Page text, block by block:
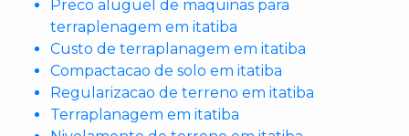
Preco aluguel de maquinas para
terraplenagem em itatiba
Custo de terraplanagem em itatiba
Compactacao de solo em itatiba
Regularizacao de terreno em itatiba
Terraplanagem em itatiba